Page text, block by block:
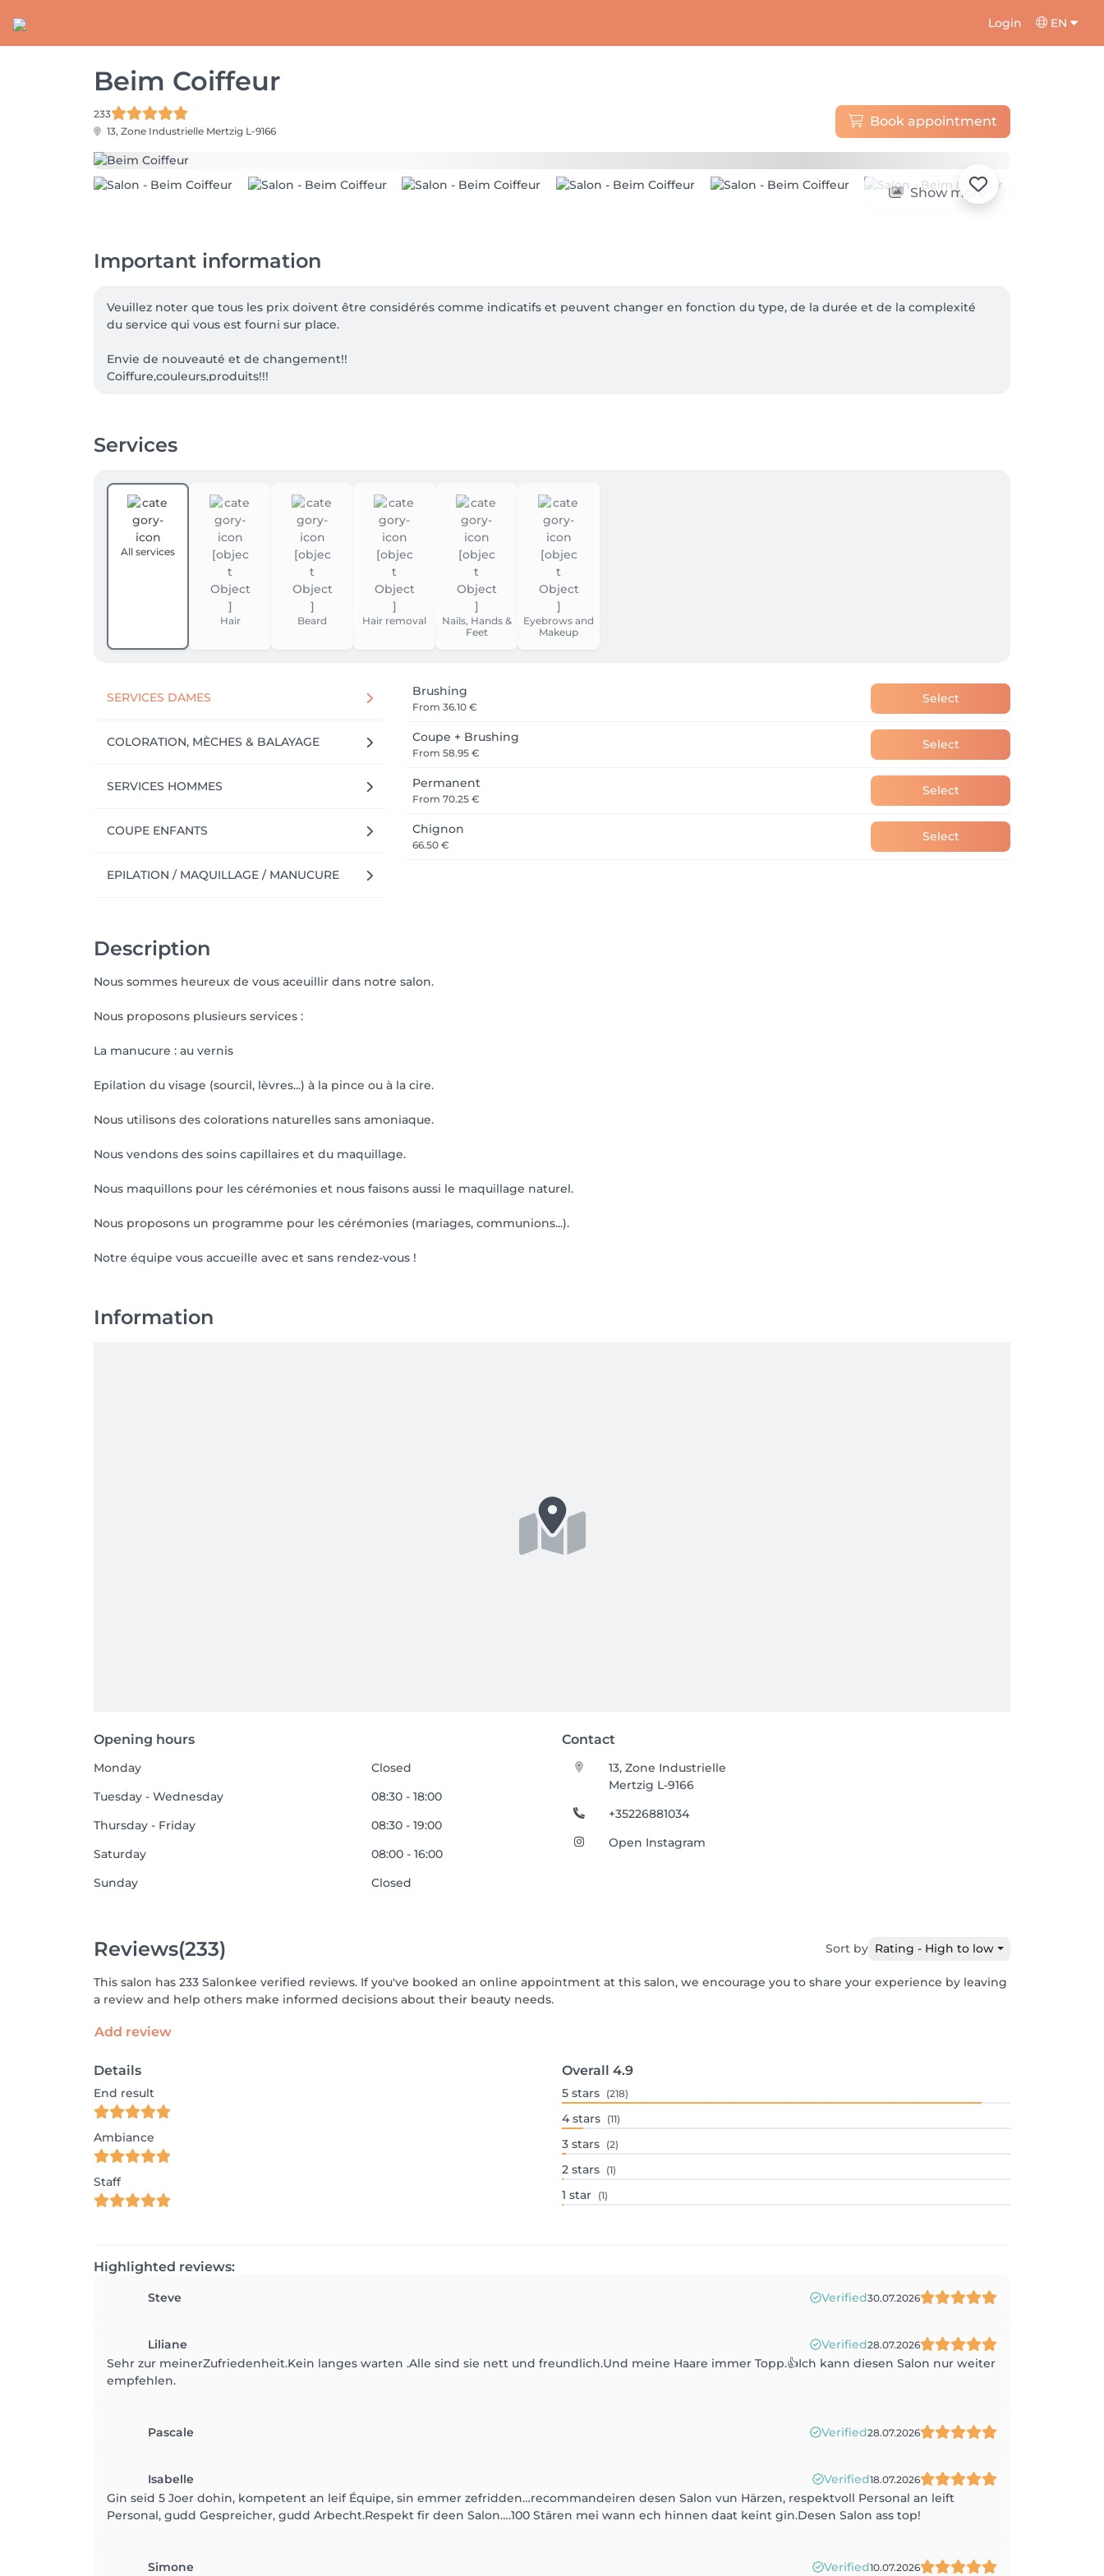
Login EN
Beim Coiffeur
233
13, Zone Industrielle Mertzig L-9166
Book appointment
Show more
Important information
Veuillez noter que tous les prix doivent être considérés comme indicatifs et peuvent changer en fonction du type, de la durée et de la complexité
du service qui vous est fourni sur place.
Envie de nouveauté et de changement!!
Coiffure,couleurs,produits!!!
On vous acceuil avec plaisir..
Beim Coiffeur team
Services
All services
Hair Beard Hair removal
Nails, Hands &
Feet
Eyebrows and
Makeup
SERVICES DAMES
COLORATION, MÈCHES & BALAYAGE
SERVICES HOMMES
COUPE ENFANTS
EPILATION / MAQUILLAGE / MANUCURE
Brushing
From 36.10 €
Select
Coupe + Brushing
From 58.95 €
Select
Permanent
From 70.25 €
Select
Chignon
66.50 €
Select
Description
Nous sommes heureux de vous aceuillir dans notre salon.
Nous proposons plusieurs services :
La manucure : au vernis
Epilation du visage (sourcil, lèvres...) à la pince ou à la cire.
Nous utilisons des colorations naturelles sans amoniaque.
Nous vendons des soins capillaires et du maquillage.
Nous maquillons pour les cérémonies et nous faisons aussi le maquillage naturel.
Nous proposons un programme pour les cérémonies (mariages, communions...).
Notre équipe vous accueille avec et sans rendez-vous !
Information
Opening hours Contact
Monday
Closed
Tuesday - Wednesday
08:30 - 18:00
Thursday - Friday
08:30 - 19:00
Saturday
08:00 - 16:00
Sunday
Closed
13, Zone Industrielle
Mertzig L-9166
+35226881034
Open Instagram
Reviews(233) Sort by Rating - High to low
This salon has 233 Salonkee verified reviews. If you've booked an online appointment at this salon, we encourage you to share your experience by leaving
a review and help others make informed decisions about their beauty needs.
Add review
Details
End result
Ambiance
Staff
Overall 4.9
5 stars (218)
4 stars (11)
3 stars (2)
2 stars (1)
1 star (1)
Highlighted reviews:
Steve Verified30.07.2026
Liliane Verified28.07.2026
Sehr zur meinerZufriedenheit.Kein langes warten .Alle sind sie nett und freundlich.Und meine Haare immer Topp.👍Ich kann diesen Salon nur weiter
empfehlen.
Pascale Verified28.07.2026
Isabelle Verified18.07.2026
Gin seid 5 Joer dohin, kompetent an leif Équipe, sin emmer zefridden…recommandeiren desen Salon vun Härzen, respektvoll Personal an leift
Personal, gudd Gespreicher, gudd Arbecht.Respekt fir deen Salon….100 Stären mei wann ech hinnen daat keint gin.Desen Salon ass top!
Simone Verified10.07.2026